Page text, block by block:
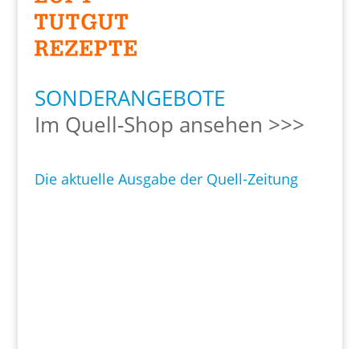
SONDERANGEBOTE
Im Quell-Shop ansehen >>>
Die aktuelle Ausgabe der Quell-Zeitung